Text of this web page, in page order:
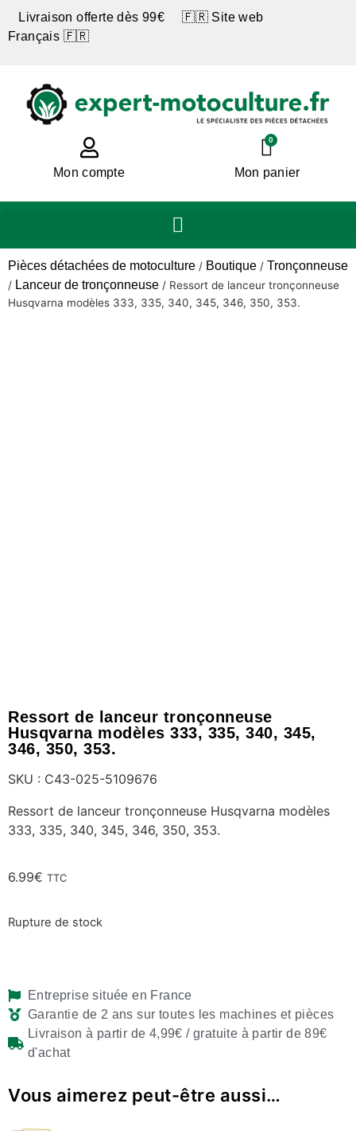
Livraison offerte dès 99€ 🇫🇷 Site web
Français 🇫🇷
Mon compte
0
Mon panier
Pièces détachées de motoculture / Boutique / Tronçonneuse
/ Lanceur de tronçonneuse / Ressort de lanceur tronçonneuse
Husqvarna modèles 333, 335, 340, 345, 346, 350, 353.
Ressort de lanceur tronçonneuse
Husqvarna modèles 333, 335, 340, 345,
346, 350, 353.
SKU : C43-025-5109676
Ressort de lanceur tronçonneuse Husqvarna modèles
333, 335, 340, 345, 346, 350, 353.
6.99€ TTC
Rupture de stock
Entreprise située en France
Garantie de 2 ans sur toutes les machines et pièces
Livraison à partir de 4,99€ / gratuite à partir de 89€
d'achat
Vous aimerez peut-être aussi…